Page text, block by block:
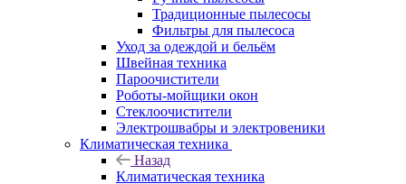
Традиционные пылесосы
Фильтры для пылесоса
Уход за одеждой и бельём
Швейная техника
Пароочистители
Роботы-мойщики окон
Стеклоочистители
Электрошвабры и электровеники
Климатическая техника
Назад
Климатическая техника